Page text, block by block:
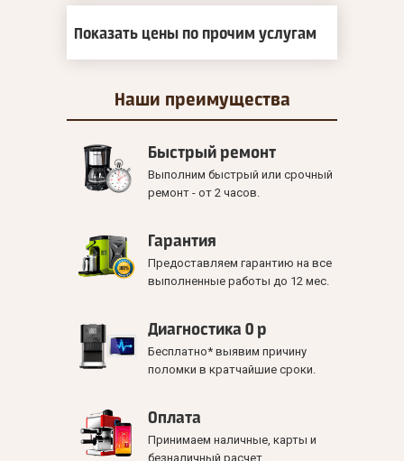
Показать цены по прочим услугам
Наши преимущества
Быстрый ремонт
Выполним быстрый или срочный
ремонт - от 2 часов.
Гарантия
Предоставляем гарантию на все
выполненные работы до 12 мес.
Диагностика 0 р
Бесплатно* выявим причину
поломки в кратчайшие сроки.
Оплата
Принимаем наличные, карты и
безналичный расчет.